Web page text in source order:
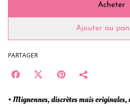
Acheter
Ajouter au
PARTAGER
• Mignonnes, discrètes mais originales,